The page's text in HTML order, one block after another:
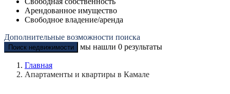
Арендованное имущество
Свободное владение/аренда
Дополнительные возможности поиска
Поиск недвижимости мы нашли 0 результаты
Главная
Апартаменты и квартиры в Камале